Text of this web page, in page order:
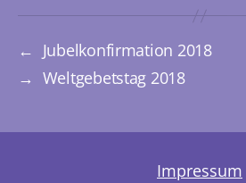
← Jubelkonfirmation 2018
→ Weltgebetstag 2018
Impressum